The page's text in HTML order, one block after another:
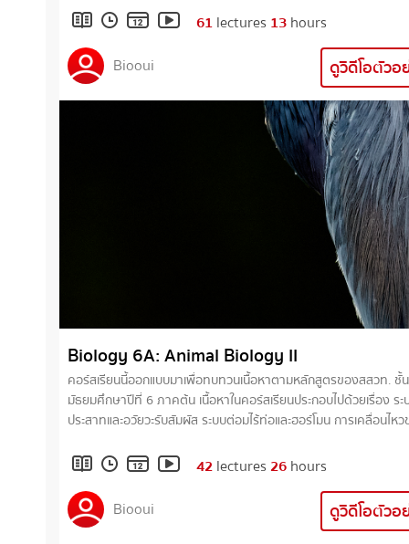
เปลี่ยนแก๊ส • การขับถ่าย
61lectures 13hours
Biooui
ดูวิดีโอตัวอ
Biology 6A: Animal Biology II
คอร์สเรียนนี้ออกแบบมาเพื่อทบทวนเนื้อหาตามหลักสูตรของสสวท. ชั้น
มัธยมศึกษาปีที่ 6 ภาคต้น เนื้อหาในคอร์สเรียนประกอบไปด้วยเรื่อง ระบบ
ประสาทและอวัยวะรับสัมผัส ระบบต่อมไร้ท่อและฮอร์โมน การเคลื่อนไห
42lectures26hours
Biooui
ดูวิดีโอตัวอ